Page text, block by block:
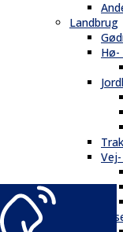
Landbrug